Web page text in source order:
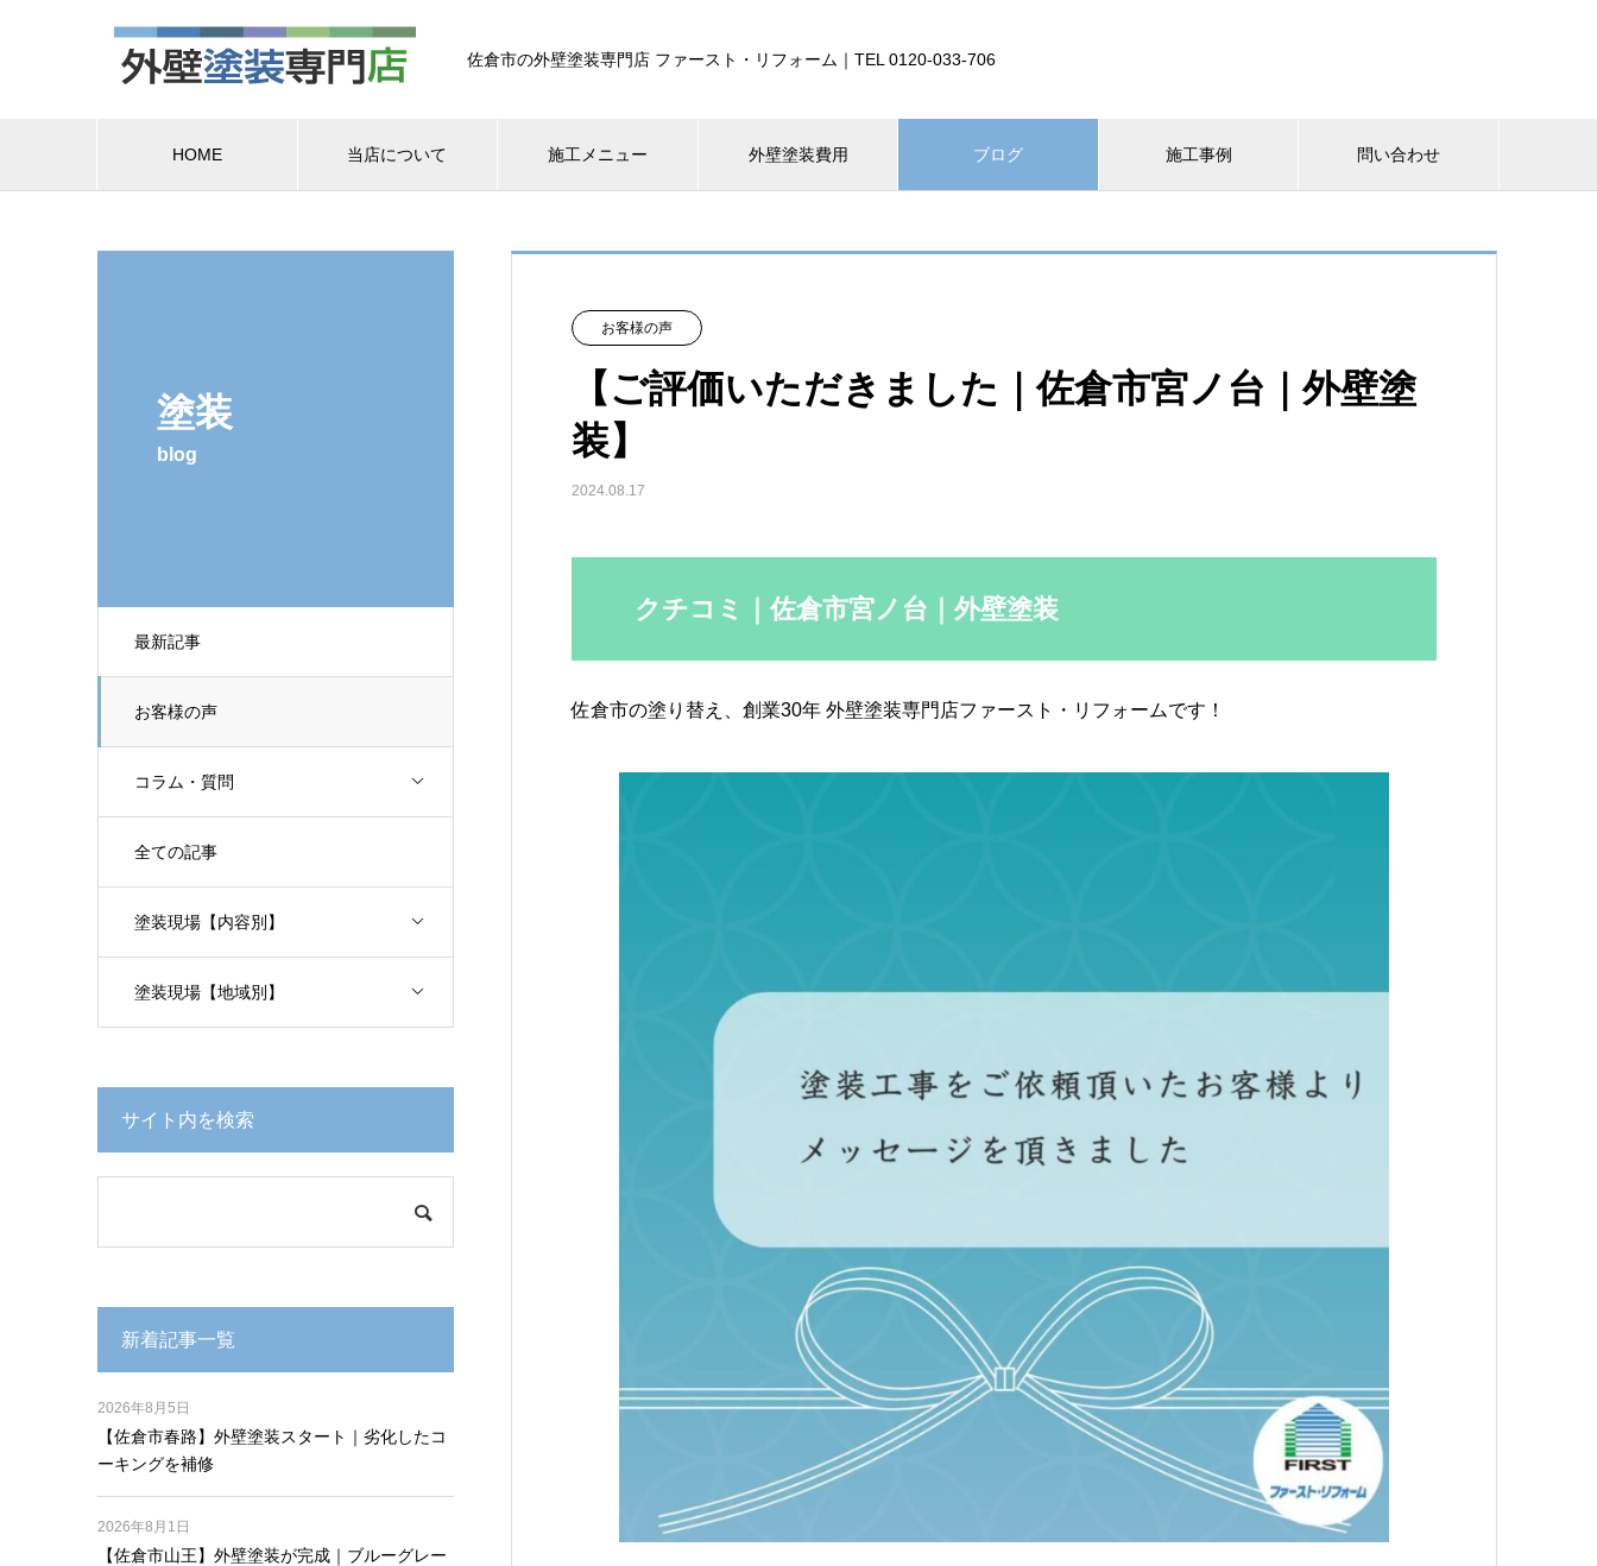
佐倉市の外壁塗装専門店 ファースト・リフォーム｜TEL 0120-033-706
HOME 当店について 施工メニュー 外壁塗装費用 ブログ 施工事例 問い合わせ
塗装
blog
最新記事
お客様の声
コラム・質問
全ての記事
塗装現場【内容別】
塗装現場【地域別】
お客様の声
【ご評価いただきました｜佐倉市宮ノ台｜外壁塗
装】
2024.08.17
クチコミ｜佐倉市宮ノ台｜外壁塗装
佐倉市の塗り替え、創業30年 外壁塗装専門店ファースト・リフォームです！
サイト内を検索
新着記事一覧
【佐倉市春路】外壁塗装スタート｜劣化したコ
ーキングを補修
2026年8月5日
【佐倉市山王】外壁塗装が完成｜ブルーグレー
2026年8月1日